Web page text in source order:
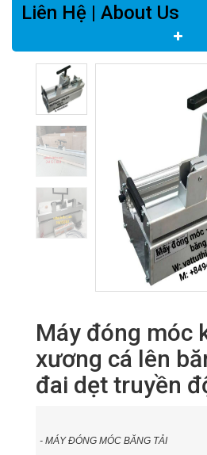
Liên Hệ | About Us
Máy đóng móc
xương cá lên
đai dẹt truyền
- MÁY ĐÓNG MÓC BĂNG TẢI